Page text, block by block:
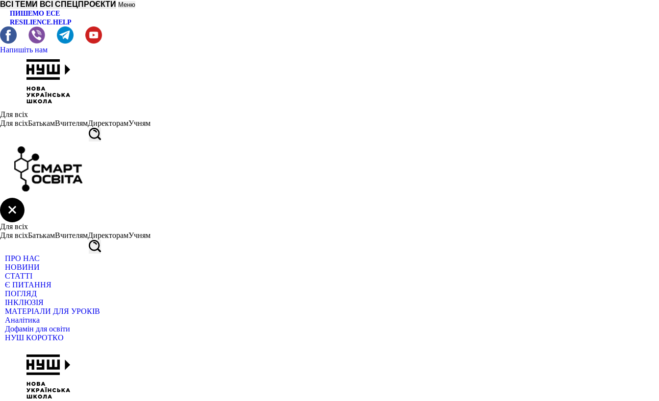
ВСІ ТЕМИ ВСІ СПЕЦПРОЄКТИ Меню
ПИШЕМО ЕСЕ
RESILIENCE.HELP
Напишіть нам
Для всіх
Для всіхБатькамВчителямДиректорамУчням
Для всіх
Для всіхБатькамВчителямДиректорамУчням
ПРО НАС
НОВИНИ
СТАТТІ
Є ПИТАННЯ
ПОГЛЯД
ІНКЛЮЗІЯ
МАТЕРІАЛИ ДЛЯ УРОКІВ
Аналітика
Дофамін для освіти
НУШ КОРОТКО